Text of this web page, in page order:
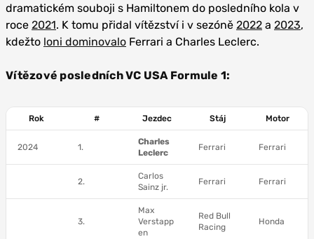
dramatickém souboji s Hamiltonem do posledního kola v
roce 2021. K tomu přidal vítězství i v sezóně 2022 a 2023,
kdežto loni dominovalo Ferrari a Charles Leclerc.
Vítězové posledních VC USA Formule 1:
Rok # Jezdec Stáj Motor
2024 1.
Charles
Leclerc
Ferrari Ferrari
2.
Carlos
Sainz jr.
Ferrari Ferrari
3.
Max
Verstapp
en
Red Bull
Racing
Honda